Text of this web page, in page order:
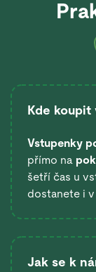
Kde koupit
Vstupenky
přímo na
šetří čas u
dostanete i
Jak se k